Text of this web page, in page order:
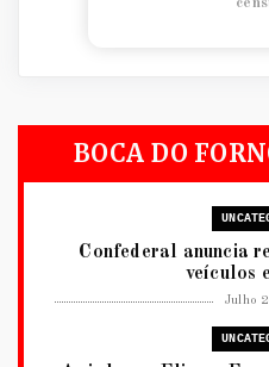
BOCA DO
Confederal anuncia
veículos
Julho